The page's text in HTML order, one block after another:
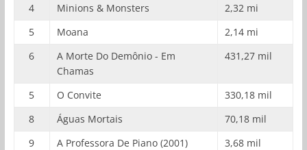
4
Minions & Monsters
2,32 mi
5
Moana
2,14 mi
6
A Morte Do Demônio - Em
Chamas
431,27 mil
5 O Convite
330,18 mil
8
Águas Mortais
70,18 mil
9
A Professora De Piano (2001)
3,68 mil